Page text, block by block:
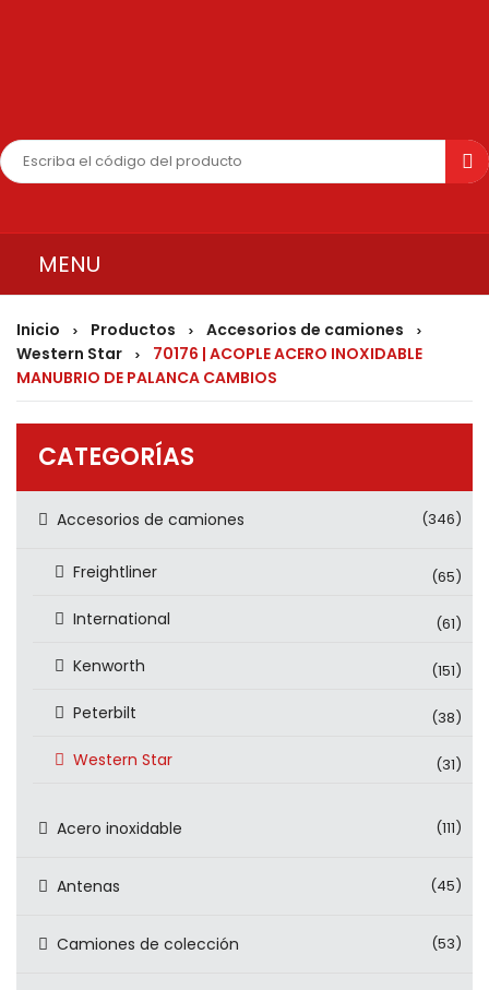
MENU
INICIO
QUIENES SOMOS
PRODUCTOS
CONTÁCTENOS
Inicio > Productos > Accesorios de camiones >
Western Star >
70176 | ACOPLE ACERO INOXIDABLE
MANUBRIO DE PALANCA CAMBIOS
CATEGORÍAS
Accesorios de camiones (346)
Freightliner (65)
International (61)
Kenworth (151)
Peterbilt (38)
Western Star (31)
Acero inoxidable (111)
Antenas (45)
Camiones de colección (53)